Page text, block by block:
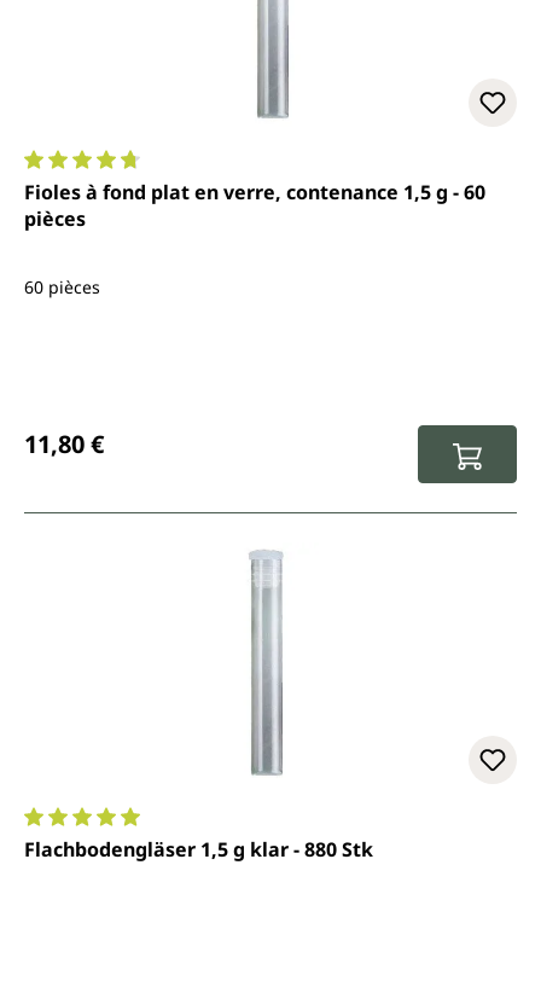
Note moyenne de 4.7 sur 5 étoiles
Fioles à fond plat en verre, contenance 1,5 g - 60
pièces
60 pièces
11,80 €
Note moyenne de 5 sur 5 étoiles
Flachbodengläser 1,5 g klar - 880 Stk